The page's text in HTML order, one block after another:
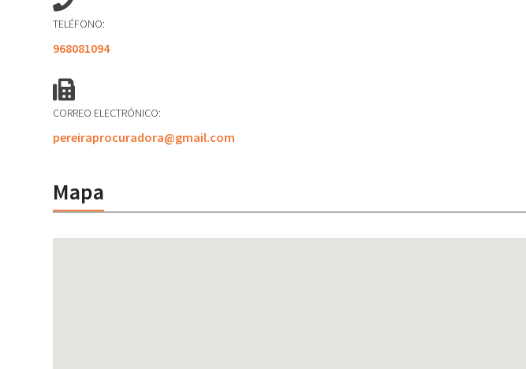
TELÉFONO:
968081094
CORREO ELECTRÓNICO:
pereiraprocuradora@gmail.com
Mapa